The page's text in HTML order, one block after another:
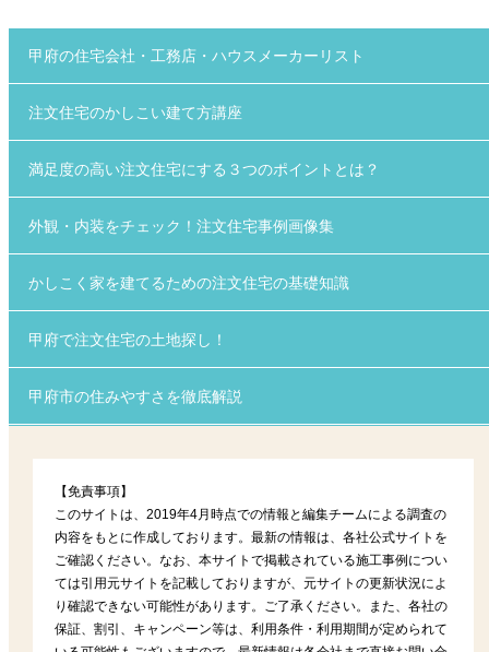
甲府の住宅会社・工務店・ハウスメーカーリスト
注文住宅のかしこい建て方講座
満足度の高い注文住宅にする３つのポイントとは？
外観・内装をチェック！注文住宅事例画像集
かしこく家を建てるための注文住宅の基礎知識
甲府で注文住宅の土地探し！
甲府市の住みやすさを徹底解説
【免責事項】
このサイトは、2019年4月時点での情報と編集チームによる調査の
内容をもとに作成しております。最新の情報は、各社公式サイトを
ご確認ください。なお、本サイトで掲載されている施工事例につい
ては引用元サイトを記載しておりますが、元サイトの更新状況によ
り確認できない可能性があります。ご了承ください。また、各社の
保証、割引、キャンペーン等は、利用条件・利用期間が定められて